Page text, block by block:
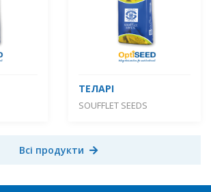
ТЕЛАРІ
SOUFFLET SEEDS
Всі продукти